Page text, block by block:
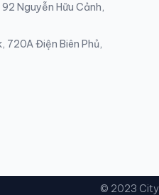
Nguyễn Hữu Cảnh,
720A Điện Biên Phủ,
© 2023